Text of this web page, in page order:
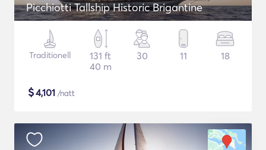
Picchiotti Tallship Historic Brigantine
Traditionell
131 ft
40 m
30 11 18
$4,101 /natt